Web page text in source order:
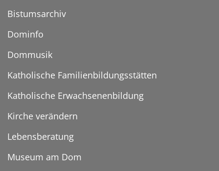
Bistumsarchiv
Dominfo
Dommusik
Katholische Familienbildungsstätten
Katholische Erwachsenenbildung
Kirche verändern
Lebensberatung
Museum am Dom